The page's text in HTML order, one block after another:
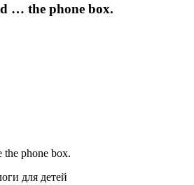
… the phone box.
the phone box.